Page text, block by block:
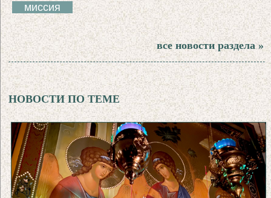
миссия
все новости раздела »
НОВОСТИ ПО ТЕМЕ